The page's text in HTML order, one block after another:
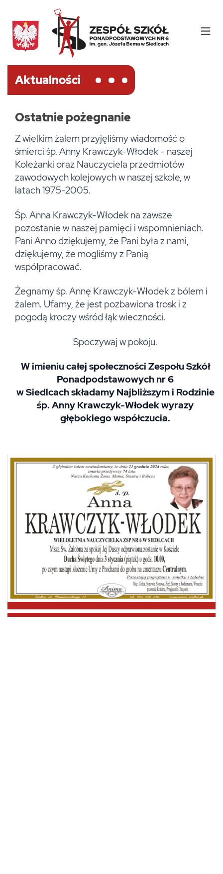
Aktualności
Ostatnie pożegnanie
Z wielkim żalem przyjęliśmy wiadomość o
śmierci śp. Anny Krawczyk-Włodek - naszej
Koleżanki oraz Nauczyciela przedmiotów
zawodowych kolejowych w naszej szkole, w
latach 1975-2005.
Śp. Anna Krawczyk-Włodek na zawsze
pozostanie w naszej pamięci i wspomnieniach.
Pani Anno dziękujemy, że Pani była z nami,
dziękujemy, że mogliśmy z Panią
współpracować.
Żegnamy śp. Annę Krawczyk-Włodek z bólem i
żalem. Ufamy, że jest pozbawiona trosk i z
pogodą kroczy wśród łąk wieczności.
Spoczywaj w pokoju.
W imieniu całej społeczności Zespołu Szkół
Ponadpodstawowych nr 6
w Siedlcach składamy Najbliższym i Rodzinie
śp. Anny Krawczyk-Włodek wyrazy
głębokiego współczucia.